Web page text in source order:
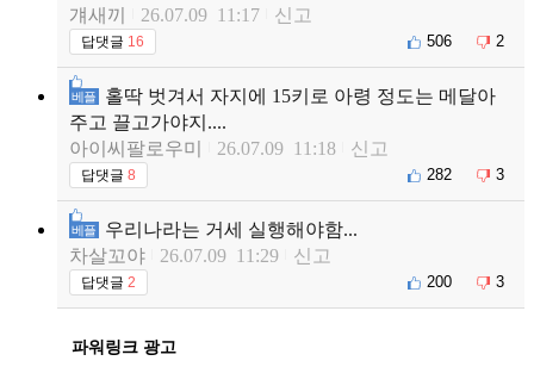
걔새끼
26.07.09 11:17 신고
답댓글 16 506 2
베플
홀딱 벗겨서 자지에 15키로 아령 정도는 메달아
주고 끌고가야지....
아이씨팔로우미
26.07.09 11:18 신고
답댓글 8 282 3
베플
우리나라는 거세 실행해야함...
차살꼬야
26.07.09 11:29 신고
답댓글 2 200 3
파워링크 광고